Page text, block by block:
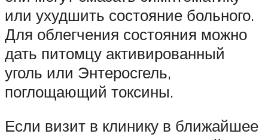
или ухудшить состояние больного.
Для облегчения состояния можно
дать питомцу активированный
уголь или Энтеросгель,
поглощающий токсины.
Если визит в клинику в ближайшее